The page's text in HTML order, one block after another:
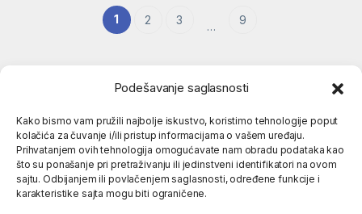
Podešavanje saglasnosti
Kako bismo vam pružili najbolje iskustvo, koristimo tehnologije poput
kolačića za čuvanje i/ili pristup informacijama o vašem uređaju.
Prihvatanjem ovih tehnologija omogućavate nam obradu podataka kao
što su ponašanje pri pretraživanju ili jedinstveni identifikatori na ovom
sajtu. Odbijanjem ili povlačenjem saglasnosti, određene funkcije i
karakteristike sajta mogu biti ograničene.
1 2 3 … 9
Popularne kategorije
O nama